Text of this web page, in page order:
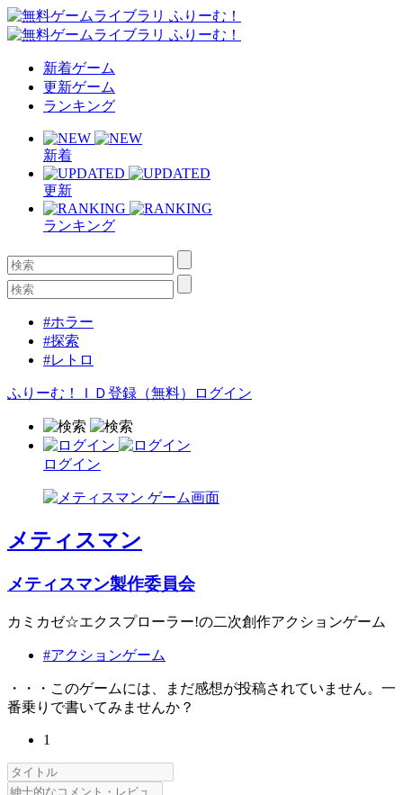
新着ゲーム
更新ゲーム
ランキング
新着
更新
ランキング
#ホラー
#探索
#レトロ
ふりーむ！ＩＤ登録（無料） ログイン
ログイン
メティスマン
メティスマン製作委員会
カミカゼ☆エクスプローラー!の二次創作アクションゲーム
#アクションゲーム
・・・このゲームには、まだ感想が投稿されていません。一
番乗りで書いてみませんか？
1